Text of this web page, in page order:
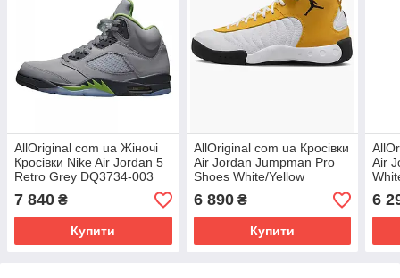
AllOriginal com ua Жіночі
Кросівки Nike Air Jordan 5
Retro Grey DQ3734-003
(Оригінал) РОЗМІРИ
ЗАПИТУЙТЕ
7 840 ₴
Купити
AllOriginal com ua Кросівки
Air Jordan Jumpman Pro
Shoes White/Yellow
DN3686-107 РОЗМІРИ
ЗАПИТУЙТЕ
6 890₴
Купити
Air
6